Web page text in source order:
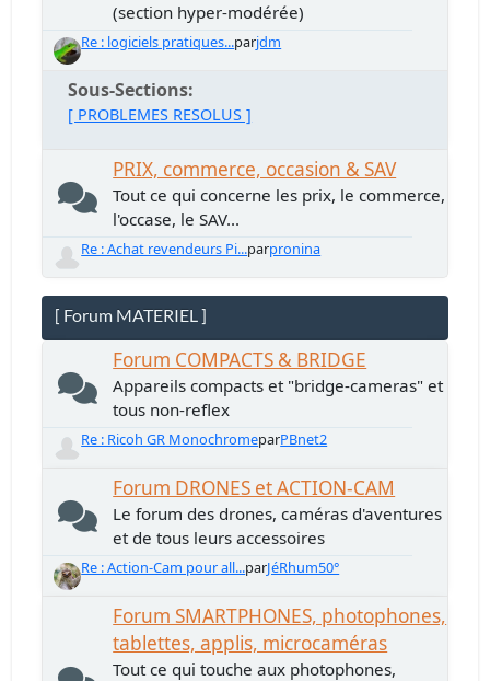
(section hyper-modérée)
Re : logiciels pratiques...parjdm
Sous-Sections
[ PROBLEMES RESOLUS ]
PRIX, commerce, occasion & SAV
Tout ce qui concerne les prix, le commerce,
l'occase, le SAV...
Re : Achat revendeurs Pi...parpronina
[ Forum MATERIEL ]
Forum COMPACTS & BRIDGE
Appareils compacts et "bridge-cameras" et
tous non-reflex
Re : Ricoh GR MonochromeparPBnet2
Forum DRONES et ACTION-CAM
Le forum des drones, caméras d'aventures
et de tous leurs accessoires
Re : Action-Cam pour all...parJéRhum50°
Forum SMARTPHONES, photophones,
tablettes, applis, microcaméras
Tout ce qui touche aux photophones,